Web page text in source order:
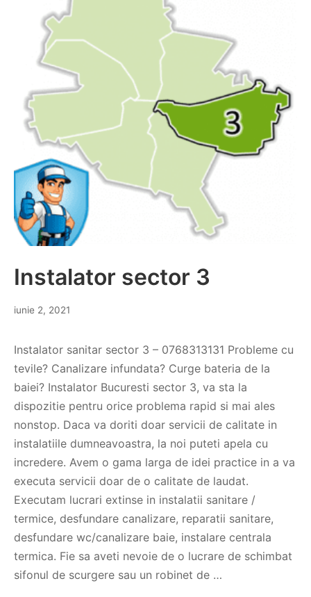
Instalator sector 3
iunie 2, 2021
Instalator sanitar sector 3 – 0768313131 Probleme cu
tevile? Canalizare infundata? Curge bateria de la
baiei? Instalator Bucuresti sector 3, va sta la
dispozitie pentru orice problema rapid si mai ales
nonstop. Daca va doriti doar servicii de calitate in
instalatiile dumneavoastra, la noi puteti apela cu
incredere. Avem o gama larga de idei practice in a va
executa servicii doar de o calitate de laudat.
Executam lucrari extinse in instalatii sanitare /
termice, desfundare canalizare, reparatii sanitare,
desfundare wc/canalizare baie, instalare centrala
termica. Fie sa aveti nevoie de o lucrare de schimbat
sifonul de scurgere sau un robinet de …